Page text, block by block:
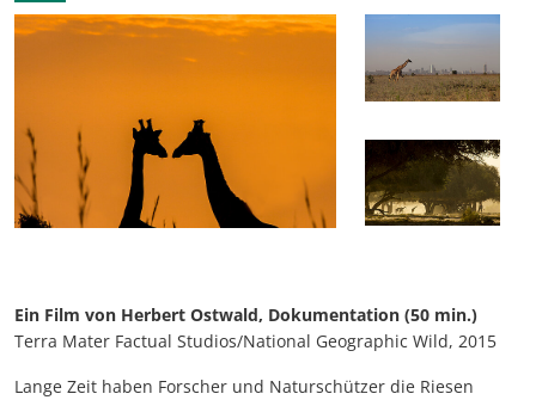
Ein Film von Herbert Ostwald, Dokumentation (50 min.)
Terra Mater Factual Studios/National Geographic Wild, 2015
Lange Zeit haben Forscher und Naturschützer die Riesen